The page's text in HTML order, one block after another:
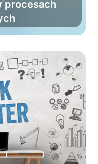
procesach
okazji